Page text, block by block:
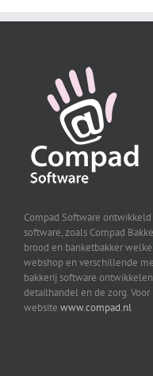
Compad Software
software, zoals Compad
brood en banketbakker
webshop en verschillende
bakkerij software
detailhandel en de zorg.
website www.compad.nl